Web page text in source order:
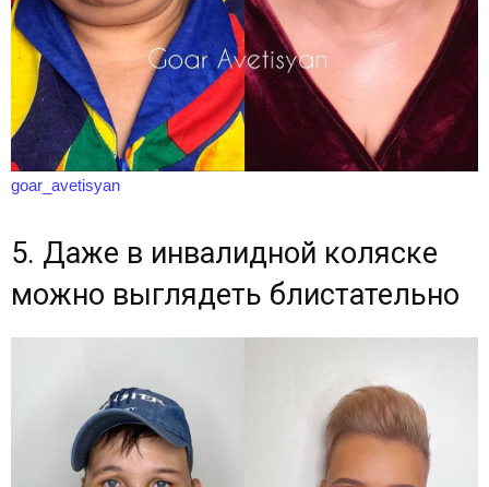
goar_avetisyan
5. Даже в инвалидной коляске
можно выглядеть блистательно